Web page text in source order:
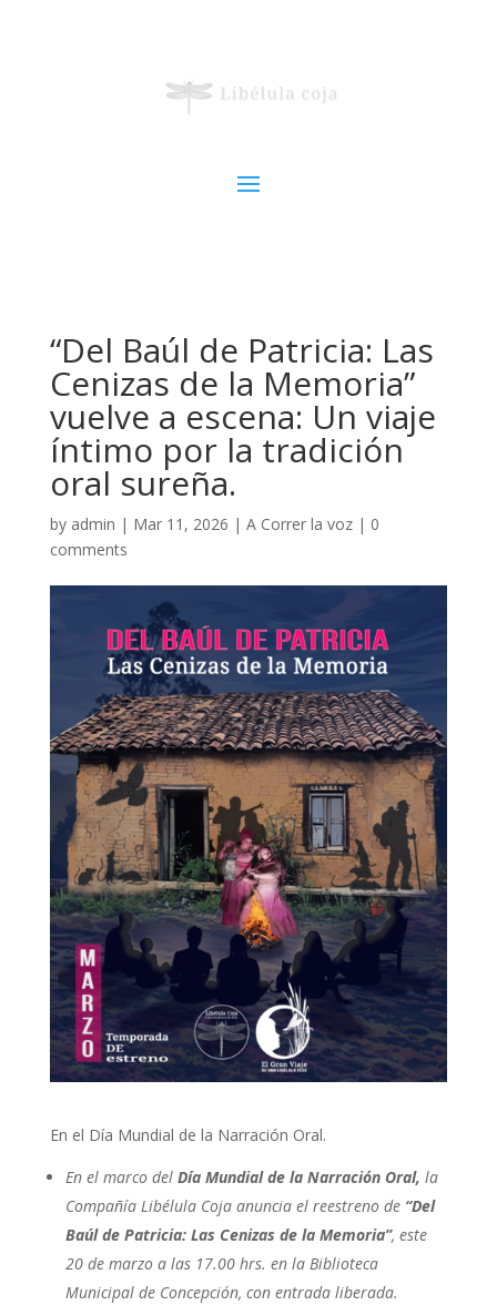
“Del Baúl de Patricia: Las
Cenizas de la Memoria”
vuelve a escena: Un viaje
íntimo por la tradición
oral sureña.
by admin | Mar 11, 2026 | A Correr la voz| 0
comments
En el Día Mundial de la Narración Oral.
En el marco del Día Mundial de la Narración Oral, la
Compañía Libélula Coja anuncia el reestreno de “Del
Baúl de Patricia: Las Cenizas de la Memoria”, este
20 de marzo a las 17.00 hrs. en la Biblioteca
Municipal de Concepción, con entrada liberada.